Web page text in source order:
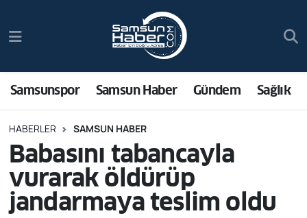
Samsunspor Samsun Haber Gündem Sağlık
HABERLER SAMSUN HABER
Babasını tabancayla
vurarak öldürüp
jandarmaya teslim oldu
Samsun Haber
Sağlık
Asayiş
Bilim ve Teknoloji
Trafik Durumu
Süper Lig Puan Durumu ve Fikstür
Tüm Manşetler
Son Dakika Haberleri